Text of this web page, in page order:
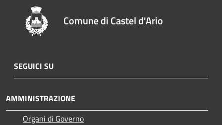
Comune di Castel d'Ario
SEGUICI SU
AMMINISTRAZIONE
Organi di Governo